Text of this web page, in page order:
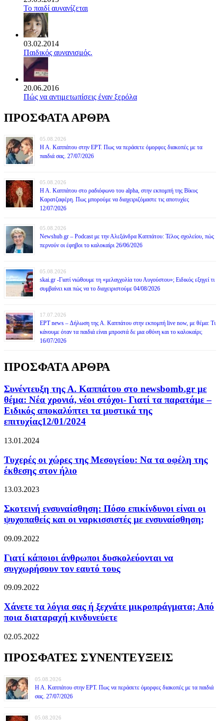
Το παιδί αυνανίζεται
03.02.2014
Παιδικός αυνανισμός.
20.06.2016
Πώς να αντιμετωπίσεις έναν ξερόλα
ΠΡΟΣΦΑΤΑ ΑΡΘΡΑ
05.08.2026
Η Α. Καππάτου στην ΕΡΤ. Πως να περάσετε όμορφες διακοπές με τα
παιδιά σας. 27/07/2026
05.08.2026
Η Α. Καππάτου στο ραδιόφωνο του alpha, στην εκπομπή της Βίκυς
Καρατζαφέρη. Πως μπορούμε να διαχειριζόμαστε τις αποτυχίες
12/07/2026
05.08.2026
Newshub.gr – Podcast με την Αλεξάνδρα Καππάτου: Τέλος σχολείου, πώς
περνούν οι έφηβοι το καλοκαίρι 26/06/2026
05.08.2026
skai.gr -Γιατί νιώθουμε τη «μελαγχολία του Αυγούστου»; Ειδικός εξηγεί τι
συμβαίνει και πώς να το διαχειριστούμε 04/08/2026
17.07.2026
ΕΡΤ news – Δήλωση της Α. Καππάτου στην εκπομπή live now, με θέμα: Τι
κάνουμε όταν τα παιδιά είναι μπροστά δε μια οθόνη και το καλοκαίρι;
16/07/2026
ΠΡΟΣΦΑΤΑ ΑΡΘΡΑ
Συνέντευξη της Α. Καππάτου στο newsbomb.gr με
θέμα: Νέα χρονιά, νέοι στόχοι- Γιατί τα παρατάμε –
Ειδικός αποκαλύπτει τα μυστικά της
επιτυχίας12/01/2024
13.01.2024
Τυχερές οι χώρες της Μεσογείου: Να τα οφέλη της
έκθεσης στον ήλιο
13.03.2023
Σκοτεινή ενσυναίσθηση: Πόσο επικίνδυνοι είναι οι
ψυχοπαθείς και οι ναρκισσιστές με ενσυναίσθηση;
09.09.2022
Γιατί κάποιοι άνθρωποι δυσκολεύονται να
συγχωρήσουν τον εαυτό τους
09.09.2022
Χάνετε τα λόγια σας ή ξεχνάτε μικροπράγματα; Από
ποια διαταραχή κινδυνεύετε
02.05.2022
ΠΡΟΣΦΑΤΕΣ ΣΥΝΕΝΤΕΥΞΕΙΣ
05.08.2026
Η Α. Καππάτου στην ΕΡΤ. Πως να περάσετε όμορφες διακοπές με τα παιδιά
σας. 27/07/2026
05.08.2026